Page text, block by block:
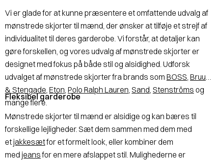
Vi er glade for at kunne præsentere et omfattende udvalg af
mønstrede skjorter til mænd, der ønsker at tilføje et strejf af
individualitet til deres garderobe. Vi forstår, at detaljer kan
gøre forskellen, og vores udvalg af mønstrede skjorter er
designet med fokus på både stil og alsidighed. Udforsk
udvalget af mønstrede skjorter fra brands som BOSS, Bruun
& Stengade, Eton, Polo Ralph Lauren, Sand, Stenströms og
mange flere.
Fleksibel garderobe
Mønstrede skjorter til mænd er alsidige og kan bæres til
forskellige lejligheder. Sæt dem sammen med dem med
etjakkesætfor et formelt look, eller kombiner dem
med jeansfor en mere afslappet stil. Mulighederne er